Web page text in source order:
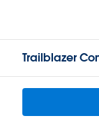
Trailblazer